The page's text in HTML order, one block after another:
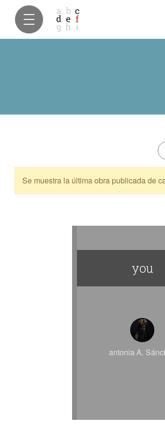
Se muestra la última obra publicada de
you
antonia A.